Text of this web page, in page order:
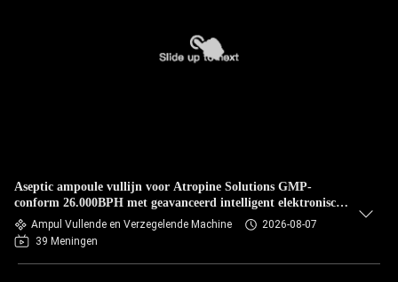
Aseptic ampoule vullijn voor Atropine Solutions GMP-
conform 26.000BPH met geavanceerd intelligent elektronisch
besturingssysteem
Ampul Vullende en Verzegelende Machine
2026-08-07
39 Meningen